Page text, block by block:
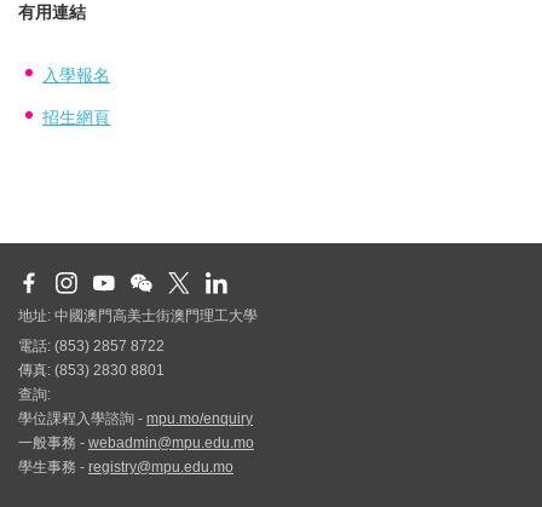
有用連結
入學報名
招生網頁
地址: 中國澳門高美士街澳門理工大學
電話: (853) 2857 8722
傳真: (853) 2830 8801
查詢:
學位課程入學諮詢 - mpu.mo/enquiry
一般事務 - webadmin@mpu.edu.mo
學生事務 - registry@mpu.edu.mo